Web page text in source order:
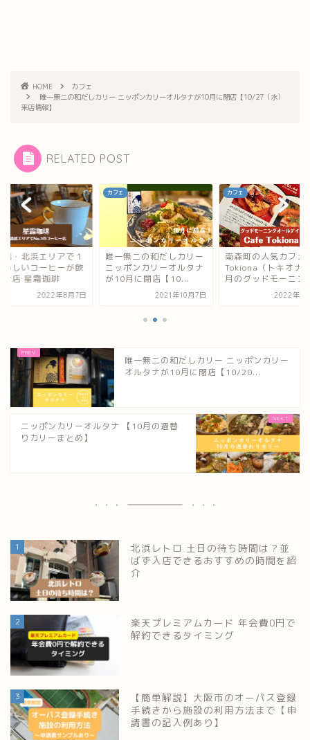
HOME
カフェ
唯一無二の和だしカリー ニッポンカリーオルタナが10月に閉店【10/27（水）
来店情報】
RELATED POST
橋・北浜エリアで１
いしいコーヒーが飲
お店 星霜珈琲
2022年8月7日
カフェ
唯一無二の和だしカリー
ニッポンカリーオルタナ
が10月に閉店【10...
2021年10月7日
カフェ
南森町の人気カフェ
Tokiona（トキオナ
月のグッドモーニン
2022年10
唯一無二の和だしカリー ニッポンカリー
オルタナが10月に閉店【10/20...
ニッポンカリーオルタナ 【10月の週替
りカリーまとめ】
1
北浜レトロ 土日の待ち時間は？並
ばず入店できるおすすめの時間を紹
介
2
楽天プレミアムカード 年会費0円で
解約できるタイミング
3
【簡単解説】大阪市のオーパス登録
手続きから施設の利用方法まで【申
請書の記入例あり】